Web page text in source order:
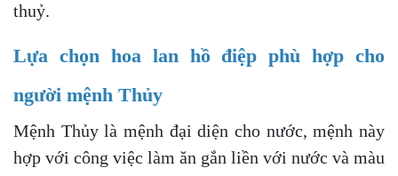
thuỷ.
Lựa chọn hoa lan hồ điệp phù hợp cho
người mệnh Thủy
Mệnh Thủy là mệnh đại diện cho nước, mệnh này
hợp với công việc làm ăn gắn liền với nước và màu